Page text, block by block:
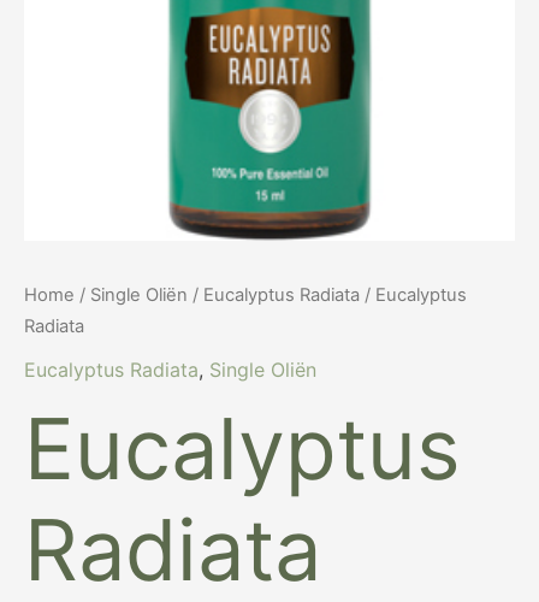
Home / Single Oliën / Eucalyptus Radiata / Eucalyptus
Radiata
Eucalyptus Radiata, Single Oliën
Eucalyptus
Radiata